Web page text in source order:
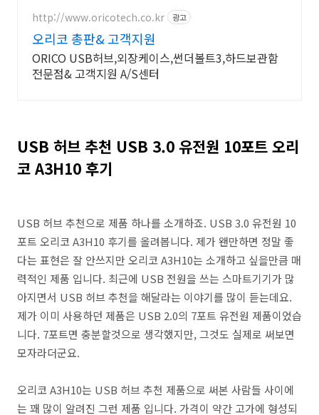
http://www.oricotech.co.kr 광고
오리코 총판& 고객지원
ORICO USB허브,외장케이스,썬더볼트3,하드보관함
전문점& 고객지원 A/S센터
USB 허브 추천 USB 3.0 유전원 10포트 오리
코 A3H10 후기
USB 허브 추천으로 제품 하나를 소개하죠. USB 3.0 유전원 10
포트 오리코 A3H10 후기를 올려봅니다. 제가 왠만하면 정말 좋
다는 표현은 잘 안쓰지만 오리코 A3H10는 소개하고 싶을만큼 매
력적인 제품 입니다. 최근에 USB 전원을 쓰는 스마트기기가 많
아지면서 USB 허브 추천을 해달라는 이야기를 많이 듣는데요.
제가 이미 사용하던 제품은 USB 2.0의 7포트 유전원 제품이었습
니다. 7포트면 충분할것으로 생각했지만, 그것도 실제로 써보면
모자라더군요.
오리코 A3H10는 USB 허브 추천 제품으로 써본 사람들 사이에
는 꽤 많이 알려진 그런 제품 입니다. 가격이 약간 고가에 형성되